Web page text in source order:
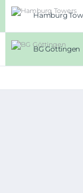
Hamburg
BG Göttingen